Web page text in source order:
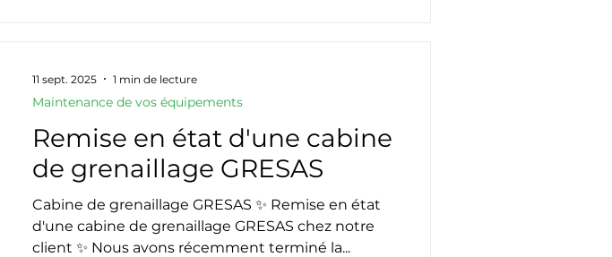
Remise en état d'une cabine
de grenaillage GRESAS
Cabine de grenaillage GRESAS ✨ Remise en état
d'une cabine de grenaillage GRESAS chez notre
client ✨ Nous avons récemment terminé la...
Maintenance de vos équipements
11 sept. 2025 1 min de lecture